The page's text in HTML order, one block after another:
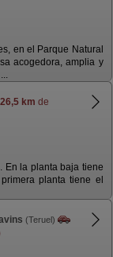
en el Parque Natural
acogedora, amplia y
26,5 km de
En la planta baja tiene
planta tiene el
(Teruel)